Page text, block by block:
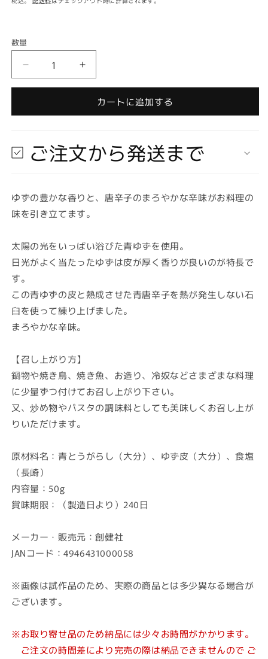
(1)
く
数
数量
取
寄
納
長
約
週
間】
創
社
く
し
農
園
ゆ
ず
ご
し
う
50g/
110850
の
数
を
減
す
【お
取
寄
納
長
約
週
間】
創
社
く
園
ゆ
ず
ご
う
数
を
増
す
カートに追加する
ご注文から発送まで
ゆずの豊かな香りと、唐辛子のまろやかな辛味がお料理の
味を引き立てます。
太陽の光をいっばい浴びた青ゆずを使用。
日光がよく当たったゆずは皮が厚く香りが良いのが特長で
す。
この青ゆずの皮と熟成させた青唐辛子を熱が発生しない石
臼を使って練り上げました。
まろやかな辛味。
【召し上がり方】
鍋物や焼き鳥、焼き魚、お造り、冷奴などさまざまな料理
に少量ずつ付けてお召し上がり下さい。
又、炒め物やパスタの調味料としても美味しくお召し上が
りいただけます。
原材料名：青とうがらし（大分）、ゆず皮（大分）、食塩
（長崎）
内容量：50g
賞味期限：（製造日より）240日
メーカー・販売元：創健社
JANコード：4946431000058
※画像は試作品のため、実際の商品とは多少異なる場合が
ございます。
※お取り寄せ品のため納品には少々お時間がかかります。
ご注文の時間差により完売の際は納品できませんので ご